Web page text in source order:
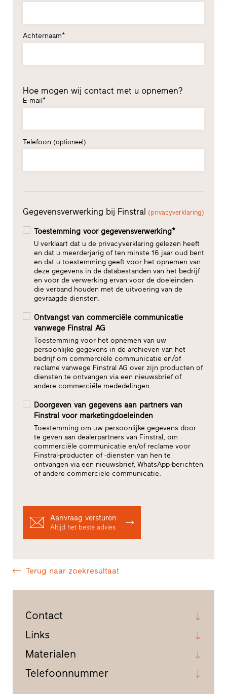
Achternaam*
Hoe mogen wij contact met u opnemen?
E-mail*
Telefoon (optioneel)
Gegevensverwerking bij Finstral (privacyverklaring)
Toestemming voor gegevensverwerking*
U verklaart dat u de privacyverklaring gelezen heeft
en dat u meerderjarig of ten minste 16 jaar oud bent
en dat u toestemming geeft voor het opnemen van
deze gegevens in de databestanden van het bedrijf
en voor de verwerking ervan voor de doeleinden
die verband houden met de uitvoering van de
gevraagde diensten.
Ontvangst van commerciële communicatie
vanwege Finstral AG
Toestemming voor het opnemen van uw
persoonlijke gegevens in de archieven van het
bedrijf om commerciële communicatie en/of
reclame vanwege Finstral AG over zijn producten of
diensten te ontvangen via een nieuwsbrief of
andere commerciële mededelingen.
Doorgeven van gegevens aan partners van
Finstral voor marketingdoeleinden
Toestemming om uw persoonlijke gegevens door
te geven aan dealerpartners van Finstral, om
commerciële communicatie en/of reclame voor
Finstral-producten of -diensten van hen te
ontvangen via een nieuwsbrief, WhatsApp-berichten
of andere commerciële communicatie.
Aanvraag versturen
Altijd het beste advies
Terug naar zoekresultaat
Contact
Links
Materialen
Telefoonnummer